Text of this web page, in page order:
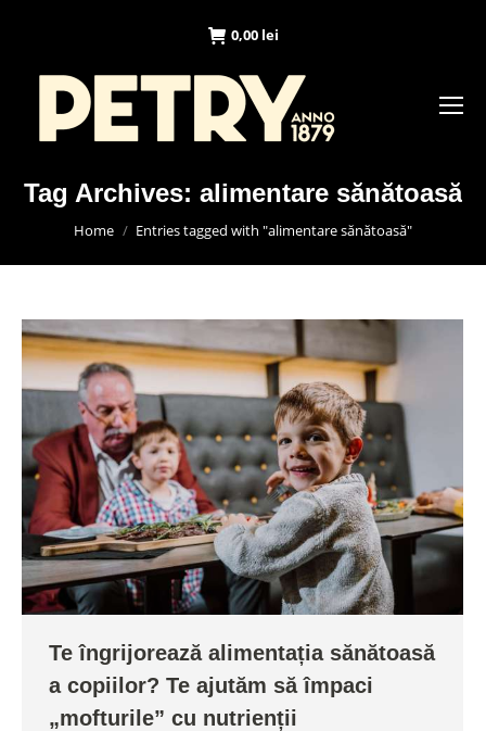
0,00 lei
Tag Archives: alimentare sănătoasă
You are here:
Home Entries tagged with "alimentare sănătoasă"
Te îngrijorează alimentația sănătoasă
a copiilor? Te ajutăm să împaci
„mofturile” cu nutrienții